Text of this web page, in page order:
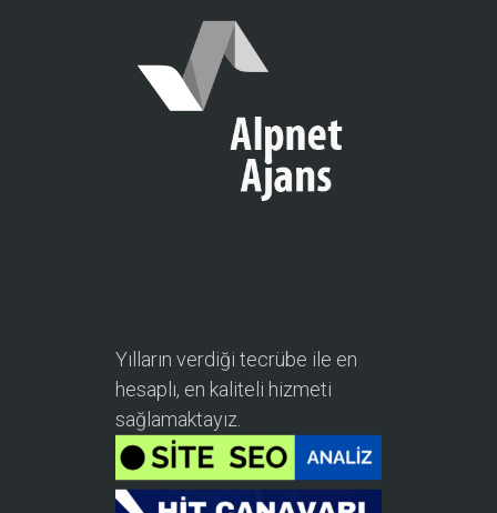
Yılların verdiği tecrübe ile en
hesaplı, en kaliteli hizmeti
sağlamaktayız.